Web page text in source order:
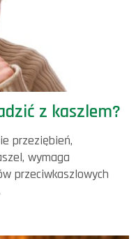
z kaszlem?
przeziębień,
wymaga
przeciwkaszlowych